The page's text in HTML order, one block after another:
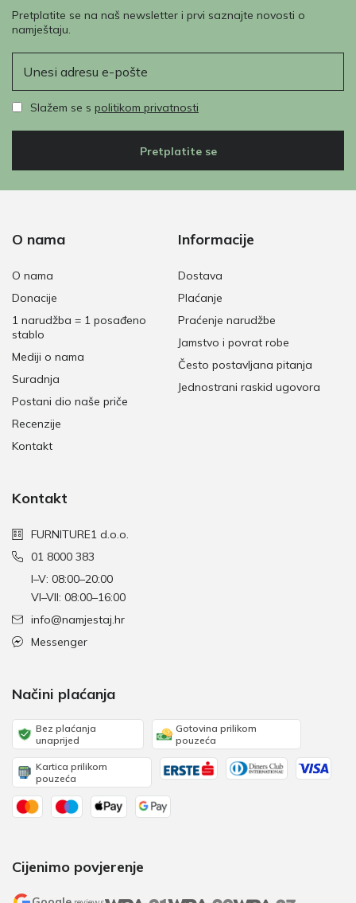
Pretplatite se na naš newsletter i prvi saznajte novosti o
namještaju.
Slažem se s politikom privatnosti
Pretplatite se
O nama
O nama
Donacije
1 narudžba = 1 posađeno
stablo
Mediji o nama
Suradnja
Postani dio naše priče
Recenzije
Kontakt
Informacije
Dostava
Plaćanje
Praćenje narudžbe
Jamstvo i povrat robe
Često postavljana pitanja
Jednostrani raskid ugovora
Kontakt
FURNITURE1 d.o.o.
01 8000 383
I–V: 08:00–20:00
VI–VII: 08:00–16:00
info@namjestaj.hr
Messenger
Načini plaćanja
Bez plaćanja
unaprijed
Gotovina prilikom
pouzeća
Kartica prilikom
pouzeća
Cijenimo povjerenje